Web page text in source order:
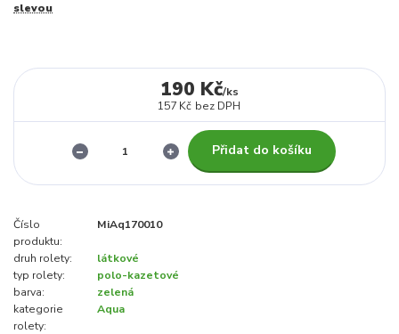
slevou
190 Kč/ks
157 Kč bez DPH
Přidat do košíku
Číslo
produktu:
MiAq170010
druh rolety:
látkové
typ rolety:
polo-kazetové
barva:
zelená
kategorie
rolety:
Aqua